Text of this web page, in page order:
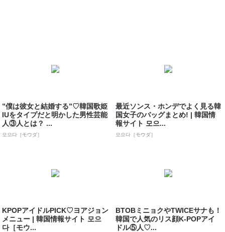
”僕は彼女と結婚する”♡韓国歌姫
IUをタイプだと明かした男性芸能
人③人とは？ ...
모으다［モウダ］
最近ソンス・ホンデでよく見る韓
国女子のバッグまとめ! | 韓国情
報サイト 모으...
모으다［モウダ］
KPOPアイドルPICK♡ヨアジョン
メニュー | 韓国情報サイト 모으
다［モウ...
BTOBミニョクやTWICEサナも！
韓国で人気のリス顔K-POPアイ
ドル⑤人♡...